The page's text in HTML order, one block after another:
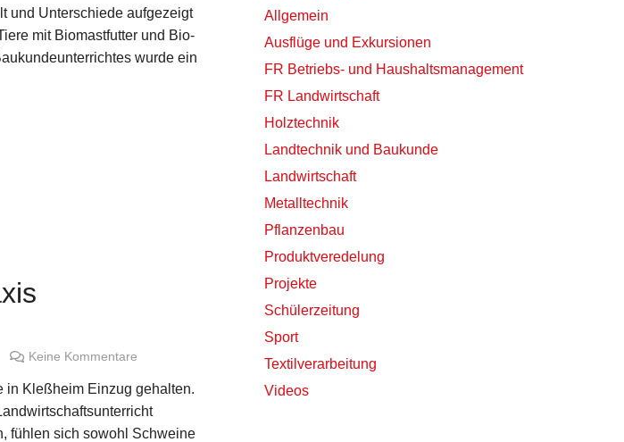
und Unterschiede aufgezeigt
mit Biomastfutter und Bio-
wurde ein
Keine Kommentare
in Kleßheim Einzug gehalten.
fühlen sich sowohl Schweine
Allgemein
Ausflüge und Exkursionen
FR Betriebs- und Haushaltsmanagement
FR Landwirtschaft
Holztechnik
Landtechnik und Baukunde
Landwirtschaft
Metalltechnik
Pflanzenbau
Produktveredelung
Projekte
Schülerzeitung
Sport
Textilverarbeitung
Videos